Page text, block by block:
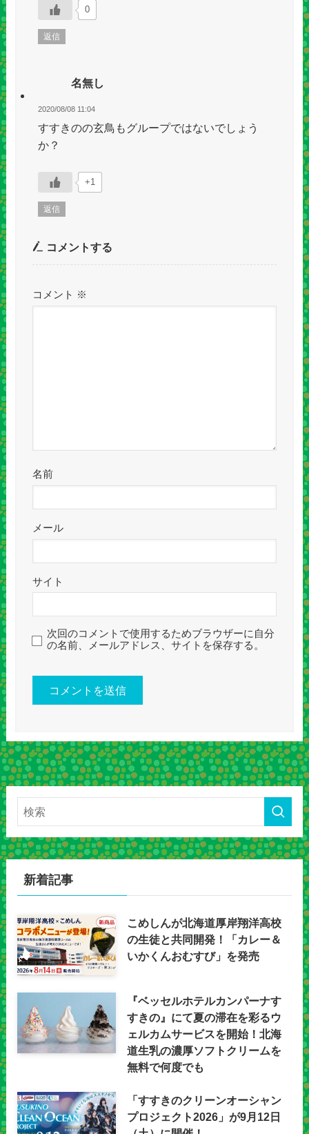
0
返信
名無し
2020/08/08 11:04
すすきのの玄鳥もグループではないでしょう
か？
+1
返信
コメントする
コメント ※
名前
メール
サイト
次回のコメントで使用するためブラウザーに自分
の名前、メールアドレス、サイトを保存する。
新着記事
こめしんが北海道厚岸翔洋高校
の生徒と共同開発！「カレー＆
いかくんおむすび」を発売
『ベッセルホテルカンパーナす
すきの』にて夏の滞在を彩るウ
ェルカムサービスを開始！北海
道生乳の濃厚ソフトクリームを
無料で何度でも
「すすきのクリーンオーシャン
プロジェクト2026」が9月12日